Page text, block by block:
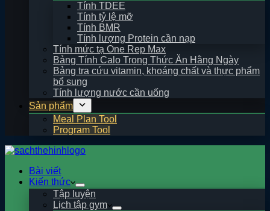
Tính TDEE
Tính tỷ lệ mỡ
Tính BMR
Tính lượng Protein cần nạp
Tính mức tạ One Rep Max
Bảng Tính Calo Trong Thức Ăn Hằng Ngày
Bảng tra cứu vitamin, khoáng chất và thực phẩm
bổ sung
Tính lượng nước cần uống
Sản phẩm
Meal Plan Tool
Program Tool
Bài viết
Kiến thức
Tập luyện
Lịch tập gym